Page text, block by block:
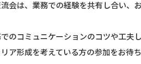
会は、業務での経験を共有し合い、
のコミュニケーションのコツや工夫
ア形成を考えている方の参加をお待ち